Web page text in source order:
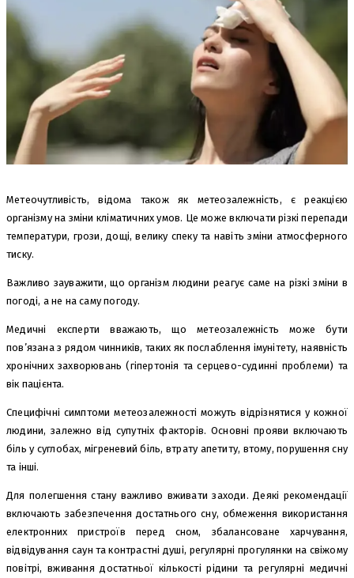
Метеочутливість, відома також як метеозалежність, є реакцією
організму на зміни кліматичних умов. Це може включати різкі перепади
температури, грози, дощі, велику спеку та навіть зміни атмосферного
тиску.
Важливо зауважити, що організм людини реагує саме на різкі зміни в
погоді, а не на саму погоду.
Медичні експерти вважають, що метеозалежність може бути
пов’язана з рядом чинників, таких як послаблення імунітету, наявність
хронічних захворювань (гіпертонія та серцево-судинні проблеми) та
вік пацієнта.
Специфічні симптоми метеозалежності можуть відрізнятися у кожної
людини, залежно від супутніх факторів. Основні прояви включають
біль у суглобах, мігреневий біль, втрату апетиту, втому, порушення сну
та інші.
Для полегшення стану важливо вживати заходи. Деякі рекомендації
включають забезпечення достатнього сну, обмеження використання
електронних пристроїв перед сном, збалансоване харчування,
відвідування саун та контрастні душі, регулярні прогулянки на свіжому
повітрі, вживання достатньої кількості рідини та регулярні медичні